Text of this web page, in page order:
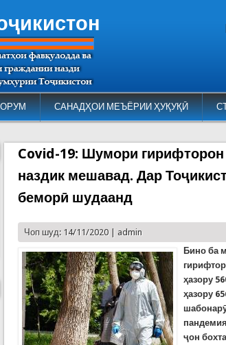
САНАДҲОИ МЕЪЁРИИ ҲУҚУҚӢ
Covid-19: Шумори
наздик мешавад. Дар
беморӣ шудаанд
Чоп шуд: 14/11/2020 | admin
Бино ба
ҳазору
ҳазору
ҷон